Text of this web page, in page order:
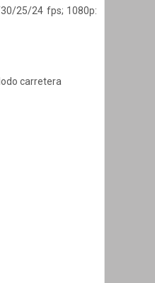
25/24 fps; 1080p:
carretera